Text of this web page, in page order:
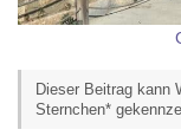
Dieser Beitrag kann
Sternchen*